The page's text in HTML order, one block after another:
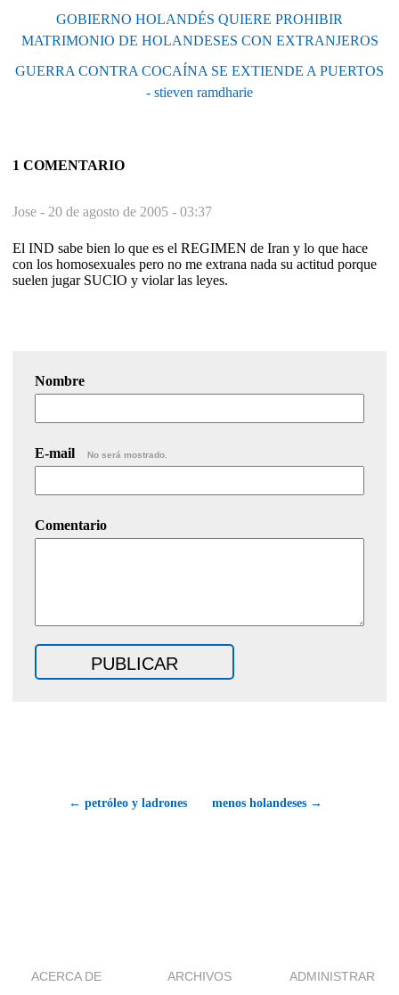
GOBIERNO HOLANDÉS QUIERE PROHIBIR
MATRIMONIO DE HOLANDESES CON EXTRANJEROS
GUERRA CONTRA COCAÍNA SE EXTIENDE A PUERTOS
- stieven ramdharie
1 COMENTARIO
Jose - 20 de agosto de 2005 - 03:37
El IND sabe bien lo que es el REGIMEN de Iran y lo que hace
con los homosexuales pero no me extrana nada su actitud porque
suelen jugar SUCIO y violar las leyes.
Nombre
E-mail No será mostrado.
Comentario
← petróleo y ladrones menos holandeses →
ACERCA DE ARCHIVOS ADMINISTRAR